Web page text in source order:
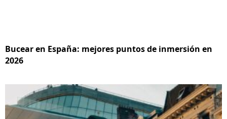
Bucear en España: mejores puntos de inmersión en
2026